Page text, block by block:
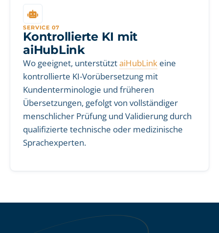
SERVICE 07
Kontrollierte KI mit
aiHubLink
Wo geeignet, unterstütztaiHubLink eine
kontrollierte KI-Vorübersetzung mit
Kundenterminologie und früheren
Übersetzungen, gefolgt von vollständiger
menschlicher Prüfung und Validierung durch
qualifizierte technische oder medizinische
Sprachexperten.